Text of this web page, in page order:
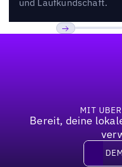
MIT
Bereit, deine
DEMO